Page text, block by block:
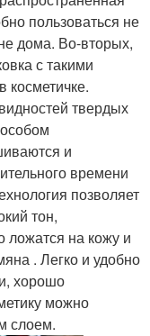
пользоваться не
дома. Во-вторых,
с такими
косметичке.
твердых
и
времени
позволяет
тон,
ложатся на кожу и
. Легко и удобно
хорошо
можно
слоем.